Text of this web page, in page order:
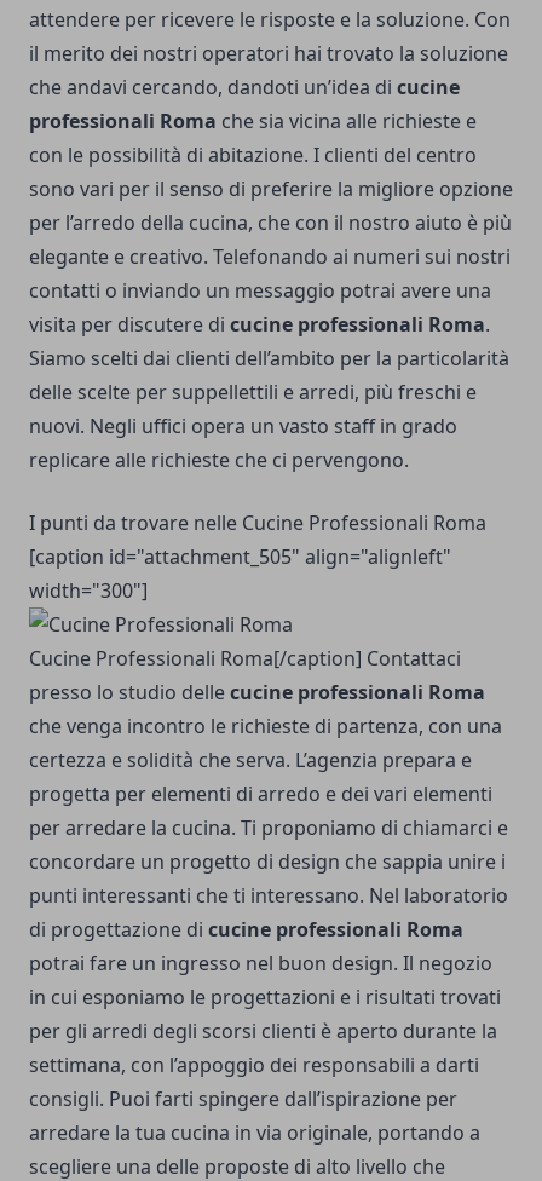
attendere per ricevere le risposte e la soluzione. Con
il merito dei nostri operatori hai trovato la soluzione
che andavi cercando, dandoti un’idea di cucine
professionali Roma che sia vicina alle richieste e
con le possibilità di abitazione. I clienti del centro
sono vari per il senso di preferire la migliore opzione
per l’arredo della cucina, che con il nostro aiuto è più
elegante e creativo. Telefonando ai numeri sui nostri
contatti o inviando un messaggio potrai avere una
visita per discutere di cucine professionali Roma.
Siamo scelti dai clienti dell’ambito per la particolarità
delle scelte per suppellettili e arredi, più freschi e
nuovi. Negli uffici opera un vasto staff in grado
replicare alle richieste che ci pervengono.
I punti da trovare nelle Cucine Professionali Roma
[caption id="attachment_505" align="alignleft"
width="300"]
Cucine Professionali Roma[/caption] Contattaci
presso lo studio dellecucine professionali Roma
che venga incontro le richieste di partenza, con una
certezza e solidità che serva. L’agenzia prepara e
progetta per elementi di arredo e dei vari elementi
per arredare la cucina. Ti proponiamo di chiamarci e
concordare un progetto di design che sappia unire i
punti interessanti che ti interessano. Nel laboratorio
di progettazione di cucine professionali Roma
potrai fare un ingresso nel buon design. Il negozio
in cui esponiamo le progettazioni e i risultati trovati
per gli arredi degli scorsi clienti è aperto durante la
settimana, con l’appoggio dei responsabili a darti
consigli. Puoi farti spingere dall’ispirazione per
arredare la tua cucina in via originale, portando a
scegliere una delle proposte di alto livello che